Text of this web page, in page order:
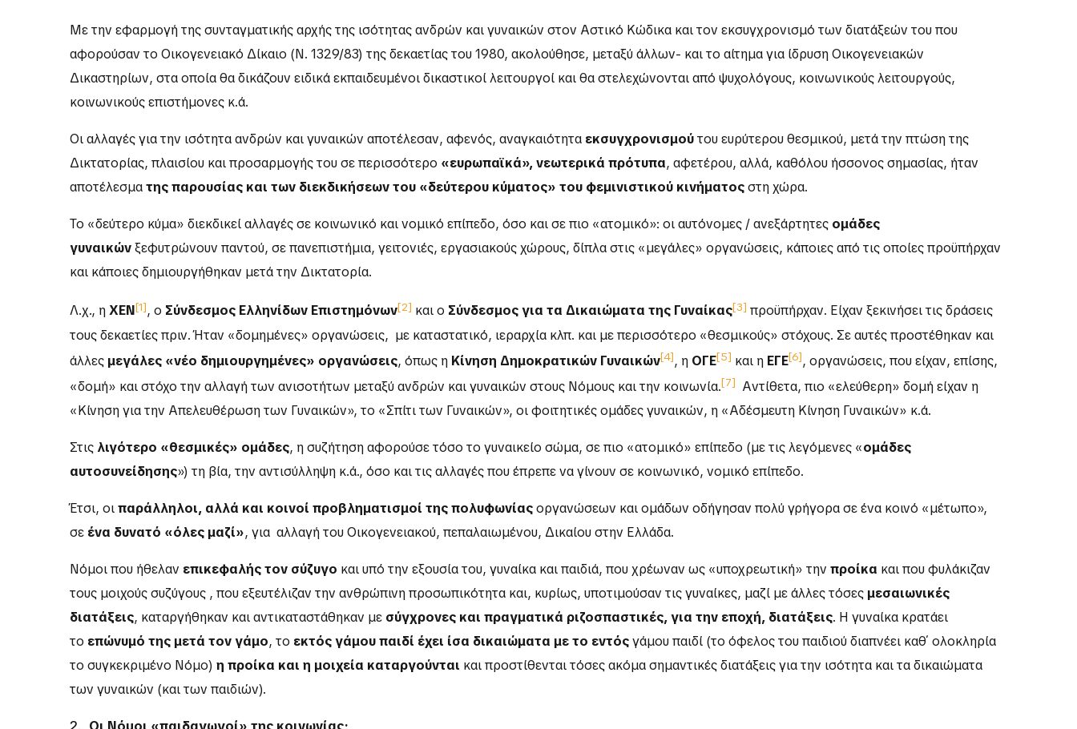
Με την εφαρμογή της συνταγματικής αρχής της ισότητας ανδρών και γυναικών στον Αστικό Κώδικα και τον εκσυγχρονισμό των διατάξεών του που
αφορούσαν το Οικογενειακό Δίκαιο (Ν. 1329/83) της δεκαετίας του 1980, ακολούθησε, μεταξύ άλλων- και το αίτημα για ίδρυση Οικογενειακών
Δικαστηρίων, στα οποία θα δικάζουν ειδικά εκπαιδευμένοι δικαστικοί λειτουργοί και θα στελεχώνονται από ψυχολόγους, κοινωνικούς λειτουργούς,
κοινωνικούς επιστήμονες κ.ά.
Οι αλλαγές για την ισότητα ανδρών και γυναικών αποτέλεσαν, αφενός, αναγκαιότητα εκσυγχρονισμούτου ευρύτερου θεσμικού, μετά την πτώση της
Δικτατορίας, πλαισίου και προσαρμογής του σε περισσότερο «ευρωπαϊκά», νεωτερικά πρότυπα, αφετέρου, αλλά, καθόλου ήσσονος σημασίας, ήταν
αποτέλεσματης παρουσίας και των διεκδικήσεων του «δεύτερου κύματος» του φεμινιστικού κινήματοςστη χώρα.
Το «δεύτερο κύμα» διεκδικεί αλλαγές σε κοινωνικό και νομικό επίπεδο, όσο και σε πιο «ατομικό»: οι αυτόνομες / ανεξάρτητες ομάδες
γυναικώνξεφυτρώνουν παντού, σε πανεπιστήμια, γειτονιές, εργασιακούς χώρους, δίπλα στις «μεγάλες» οργανώσεις, κάποιες από τις οποίες προϋπήρχαν
και κάποιες δημιουργήθηκαν μετά την Δικτατορία.
Λ.χ., ηΧΕΝ[1], ο Σύνδεσμος Ελληνίδων Επιστημόνων[2] και ο Σύνδεσμος για τα Δικαιώματα της Γυναίκας[3] προϋπήρχαν. Είχαν ξεκινήσει τις δράσεις
τους δεκαετίες πριν. Ήταν «δομημένες» οργανώσεις, με καταστατικό, ιεραρχία κλπ. και με περισσότερο «θεσμικούς» στόχους. Σε αυτές προστέθηκαν και
άλλες μεγάλες «νέο δημιουργημένες» οργανώσεις, όπως η Κίνηση Δημοκρατικών Γυναικών[4], η ΟΓΕ[5] και η ΕΓΕ[6], οργανώσεις, που είχαν, επίσης,
«δομή» και στόχο την αλλαγή των ανισοτήτων μεταξύ ανδρών και γυναικών στους Νόμους και την κοινωνία.[7] Αντίθετα, πιο «ελεύθερη» δομή είχαν η
«Κίνηση για την Απελευθέρωση των Γυναικών», το «Σπίτι των Γυναικών», οι φοιτητικές ομάδες γυναικών, η «Αδέσμευτη Κίνηση Γυναικών» κ.ά.
Στις λιγότερο «θεσμικές» ομάδες, η συζήτηση αφορούσε τόσο το γυναικείο σώμα, σε πιο «ατομικό» επίπεδο (με τις λεγόμενες «ομάδες
αυτοσυνείδησης») τη βία, την αντισύλληψη κ.ά., όσο και τις αλλαγές που έπρεπε να γίνουν σε κοινωνικό, νομικό επίπεδο.
Έτσι, οιπαράλληλοι, αλλά και κοινοί προβληματισμοί της πολυφωνίαςοργανώσεων και ομάδων οδήγησαν πολύ γρήγορα σε ένα κοινό «μέτωπο»,
σε ένα δυνατό «όλες μαζί», για αλλαγή του Οικογενειακού, πεπαλαιωμένου, Δικαίου στην Ελλάδα.
Νόμοι που ήθελαν επικεφαλής τον σύζυγο και υπό την εξουσία του, γυναίκα και παιδιά, που χρέωναν ως «υποχρεωτική» την προίκα και που φυλάκιζαν
τους μοιχούς συζύγους , που εξευτέλιζαν την ανθρώπινη προσωπικότητα και, κυρίως, υποτιμούσαν τις γυναίκες, μαζί με άλλες τόσες μεσαιωνικές
διατάξεις, καταργήθηκαν και αντικαταστάθηκαν με σύγχρονες και πραγματικά ριζοσπαστικές, για την εποχή, διατάξεις. Η γυναίκα κρατάει
το επώνυμό της μετά τον γάμο, το εκτός γάμου παιδί έχει ίσα δικαιώματα με το εντόςγάμου παιδί (το όφελος του παιδιού διαπνέει καθ΄ ολοκληρία
το συγκεκριμένο Νόμο) η προίκα και η μοιχεία καταργούνται και προστίθενται τόσες ακόμα σημαντικές διατάξεις για την ισότητα και τα δικαιώματα
των γυναικών (και των παιδιών).